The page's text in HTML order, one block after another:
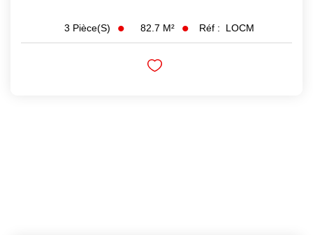
3 Pièce(s) 82.7 M² Réf : LOCM